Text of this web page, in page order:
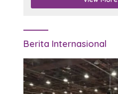
Berita Internasional